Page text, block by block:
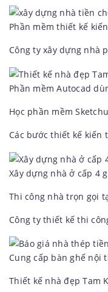
Phần mềm thiết kế
Công ty xây dựng nhà
Phần mềm Autocad
Học phần mềm
Các bước thiết kế kiến
Xây dựng nhà ở cấp 4
Thi công nhà trọn gọi
Công ty thiết kế thi
Cung cấp bàn ghế nội
Thiết kế nhà đẹp Tam